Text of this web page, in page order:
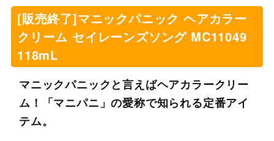
[販売終了]マニックパニック ヘアカラー
クリーム セイレーンズソング MC11049
118mL
マニックパニックと言えばヘアカラークリー
ム！「マニパニ」の愛称で知られる定番アイ
テム。